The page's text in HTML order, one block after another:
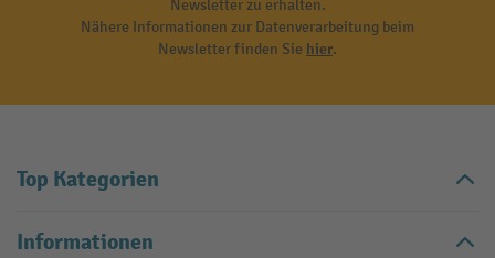
Newsletter zu erhalten.
Nähere Informationen zur Datenverarbeitung beim
Newsletter finden Sie hier.
Top Kategorien
Informationen